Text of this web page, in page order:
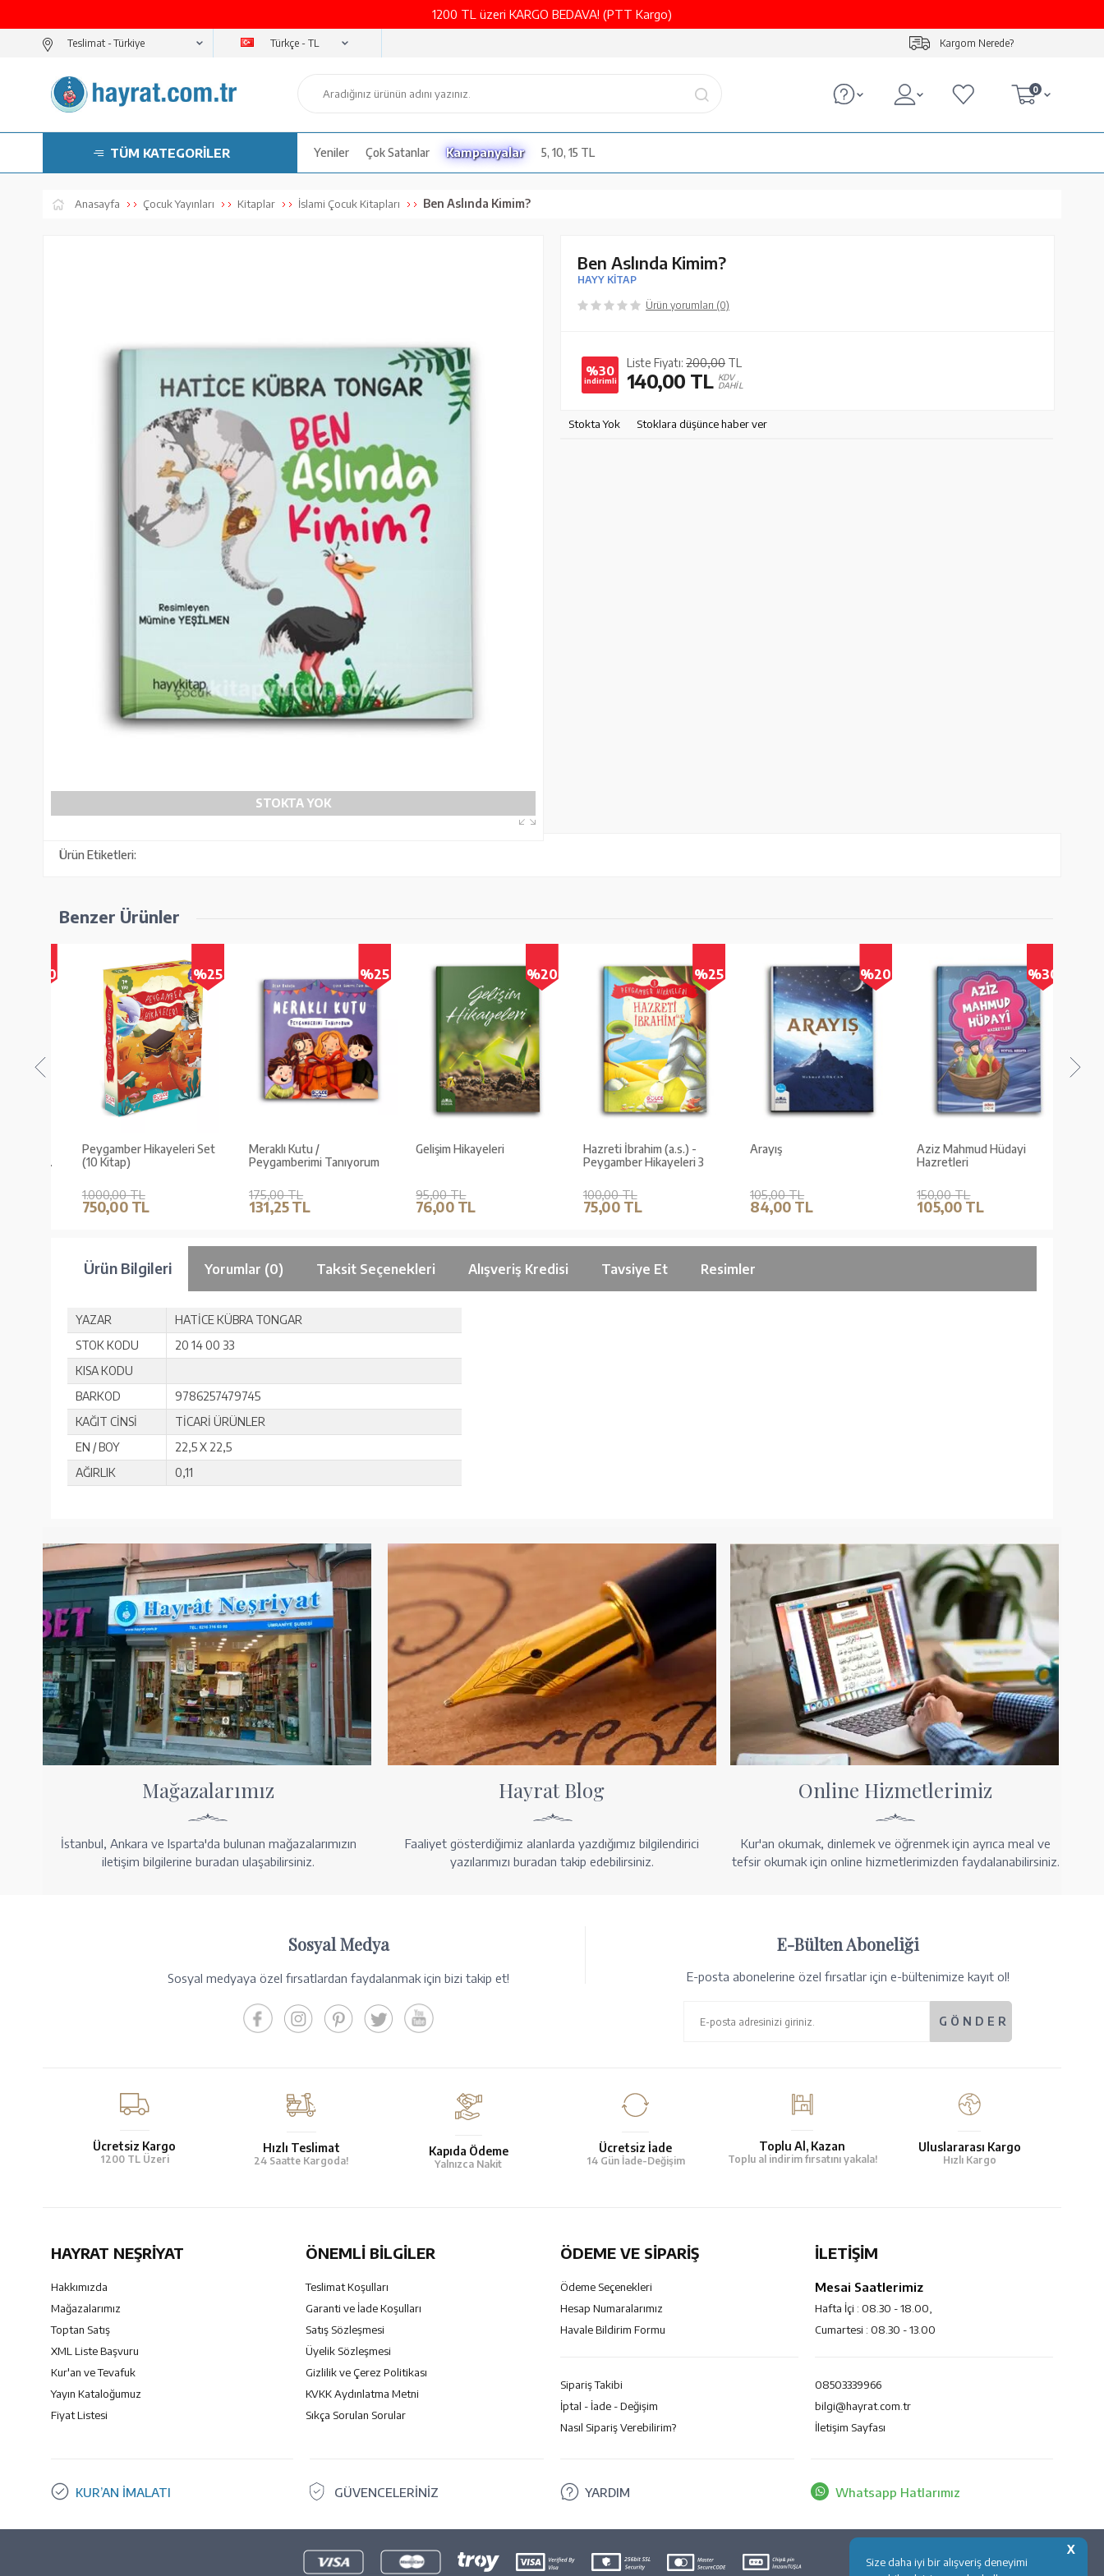
X
Size daha iyi bir alışveriş deneyimi
1200 TL üzeri KARGO BEDAVA! (PTT Kargo)
Teslimat - Türkçe - TL Kargom Nerede?
0
TÜM KATEGORİLER Yeniler Çok Satanlar Kampanyalar 5, 10, 15 TL
Anasayfa Çocuk Yayınları Kitaplar İslami Çocuk Kitapları Ben Aslında Kimim?
STOKTA YOK
Ben Aslında Kimim?
HAYY KİTAP
Ürün yorumları (0)
%30
indirimli
Liste Fiyatı: 200,00 TL
140,00 TL KDV
DAHİL
Stokta Yok Stoklara düşünce haber ver
Ürün Etiketleri:
Benzer Ürünler
%25
Peygamber Hikayeleri Set
(10 Kitap)
1.000,00 TL
750,00 TL
%25
Meraklı Kutu /
Peygamberimi Tanıyorum
175,00 TL
131,25 TL
%20
Gelişim Hikayeleri
95,00 TL
76,00 TL
%25
Hazreti İbrahim (a.s.) -
Peygamber Hikayeleri 3
100,00 TL
75,00 TL
%20
Arayış
105,00 TL
84,00 TL
%30
Aziz Mahmud Hüdayi
Hazretleri
150,00 TL
105,00 TL
Ürün Bilgileri Yorumlar (0) Taksit Seçenekleri Alışveriş Kredisi Tavsiye Et Resimler
YAZAR
HATİCE KÜBRA TONGAR
STOK KODU
20 14 00 33
KISA KODU
BARKOD
9786257479745
KAĞIT CİNSİ
TİCARİ ÜRÜNLER
EN / BOY
22,5 X 22,5
AĞIRLIK
0,11
Mağazalarımız
İstanbul, Ankara ve Isparta'da bulunan mağazalarımızın
iletişim bilgilerine buradan ulaşabilirsiniz.
Hayrat Blog
Faaliyet gösterdiğimiz alanlarda yazdığımız bilgilendirici
yazılarımızı buradan takip edebilirsiniz.
Online Hizmetlerimiz
Kur'an okumak, dinlemek ve öğrenmek için ayrıca meal ve
tefsir okumak için online hizmetlerimizden faydalanabilirsiniz.
Sosyal Medya
Sosyal medyaya özel fırsatlardan faydalanmak için bizi takip et!
E-Bülten Aboneliği
E-posta abonelerine özel fırsatlar için e-bültenimize kayıt ol!
Ücretsiz Kargo
1200 TL Üzeri
Hızlı Teslimat
24 Saatte Kargoda!
Kapıda Ödeme
Yalnızca Nakit
Ücretsiz İade
14 Gün İade-Değişim
Toplu Al, Kazan
Toplu al indirim fırsatını yakala!
Uluslararası Kargo
Hızlı Kargo
HAYRAT NEŞRIYAT
Hakkımızda
Mağazalarımız
Toptan Satış
XML Liste Başvuru
Kur'an ve Tevafuk
Yayın Kataloğumuz
Fiyat Listesi
ÖNEMLI BILGILER
Teslimat Koşulları
Garanti ve İade Koşulları
Satış Sözleşmesi
Üyelik Sözleşmesi
Gizlilik ve Çerez Politikası
KVKK Aydınlatma Metni
Sıkça Sorulan Sorular
ÖDEME VE SİPARİŞ
Ödeme Seçenekleri
Hesap Numaralarımız
Havale Bildirim Formu
Sipariş Takibi
İptal - İade - Değişim
Nasıl Sipariş Verebilirim?
İLETİŞİM
Mesai Saatlerimiz
Hafta İçi : 08.30 - 18.00,
Cumartesi : 08.30 - 13.00
08503339966
bilgi@hayrat.com.tr
İletişim Sayfası
KUR’AN İMALATI GÜVENCELERİNİZ YARDIM Whatsapp Hatlarımız